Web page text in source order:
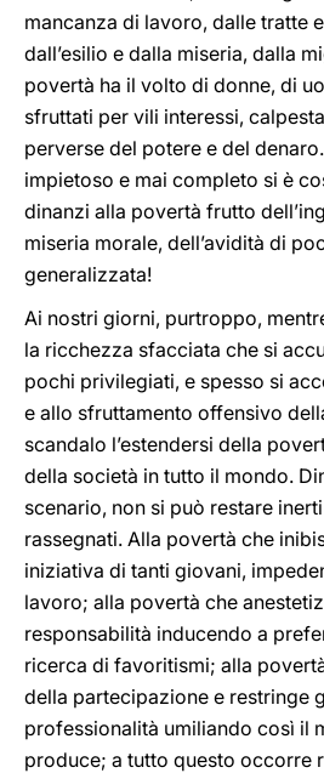
mancanza di lavoro, dalle tratte
dall’esilio e dalla miseria, dalla
povertà ha il volto di donne, di
sfruttati per vili interessi,
perverse del potere e del
impietoso e mai completo si è
dinanzi alla povertà frutto
miseria morale, dell’avidità di
generalizzata!
Ai nostri giorni, purtroppo,
la ricchezza sfacciata che si
pochi privilegiati, e spesso si
e allo sfruttamento offensivo
scandalo l’estendersi della
della società in tutto il mondo.
scenario, non si può restare
rassegnati. Alla povertà che
iniziativa di tanti giovani,
lavoro; alla povertà che
responsabilità inducendo a
ricerca di favoritismi; alla
della partecipazione e restringe
professionalità umiliando così il
produce; a tutto questo occorre